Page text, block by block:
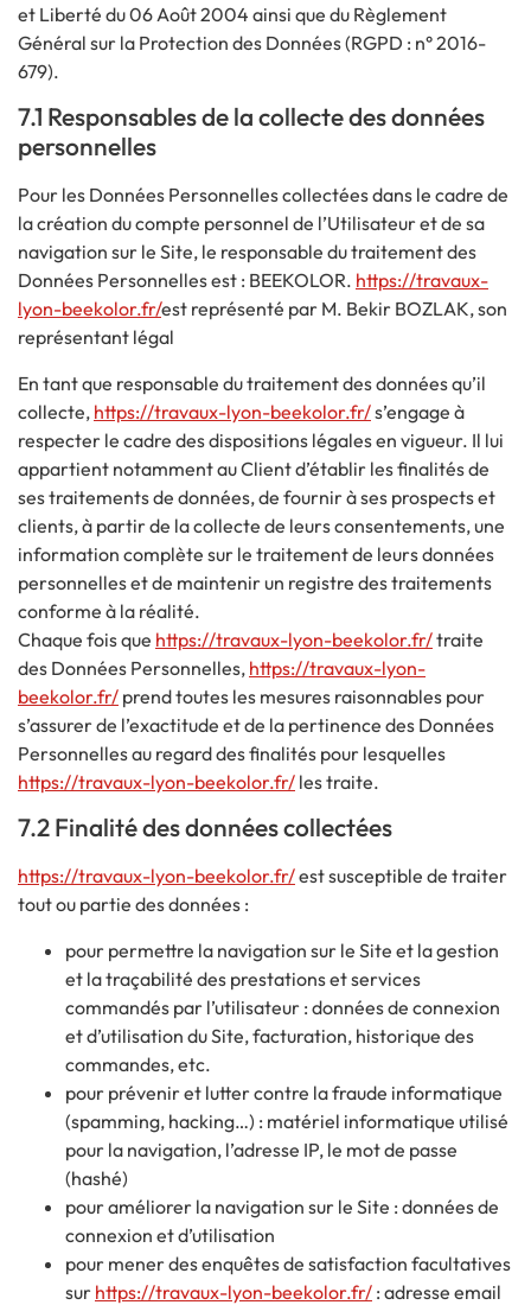
et Liberté du 06 Août 2004 ainsi que du Règlement
Général sur la Protection des Données (RGPD : n° 2016-
679).
7.1 Responsables de la collecte des données
personnelles
Pour les Données Personnelles collectées dans le cadre de
la création du compte personnel de l’Utilisateur et de sa
navigation sur le Site, le responsable du traitement des
Données Personnelles est : BEEKOLOR. https://travaux-
lyon-beekolor.fr/est représenté par M. Bekir BOZLAK, son
représentant légal
En tant que responsable du traitement des données qu’il
collecte, https://travaux-lyon-beekolor.fr/s’engage à
respecter le cadre des dispositions légales en vigueur. Il lui
appartient notamment au Client d’établir les finalités de
ses traitements de données, de fournir à ses prospects et
clients, à partir de la collecte de leurs consentements, une
information complète sur le traitement de leurs données
personnelles et de maintenir un registre des traitements
conforme à la réalité.
Chaque fois que https://travaux-lyon-beekolor.fr/traite
des Données Personnelles, https://travaux-lyon-
beekolor.fr/ prend toutes les mesures raisonnables pour
s’assurer de l’exactitude et de la pertinence des Données
Personnelles au regard des finalités pour lesquelles
https://travaux-lyon-beekolor.fr/ les traite.
7.2 Finalité des données collectées
https://travaux-lyon-beekolor.fr/est susceptible de traiter
tout ou partie des données :
pour permettre la navigation sur le Site et la gestion
et la traçabilité des prestations et services
commandés par l’utilisateur : données de connexion
et d’utilisation du Site, facturation, historique des
commandes, etc.
pour prévenir et lutter contre la fraude informatique
(spamming, hacking…) : matériel informatique utilisé
pour la navigation, l’adresse IP, le mot de passe
(hashé)
pour améliorer la navigation sur le Site : données de
connexion et d’utilisation
pour mener des enquêtes de satisfaction facultatives
sur https://travaux-lyon-beekolor.fr/ : adresse email